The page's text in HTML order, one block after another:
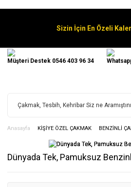
Sizin İçin En Özeli
Müşteri Destek 0546 403 96 34
Anasayfa KİŞİYE ÖZEL ÇAKMAK BENZİNLİ
Dünyada Tek, Pamuksuz